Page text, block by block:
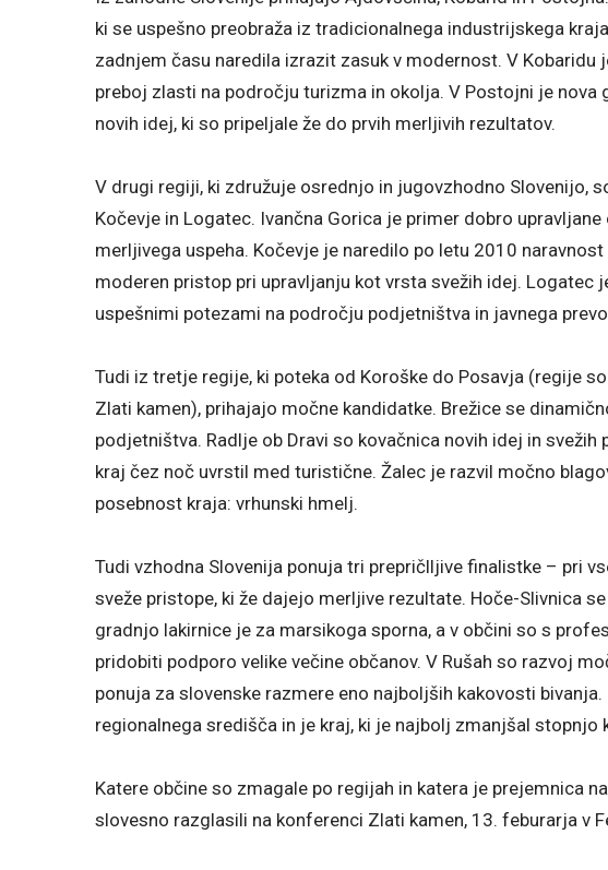
ki se uspešno preobraža iz tradicionalnega industrijskega
zadnjem času naredila izrazit zasuk v modernost. V
preboj zlasti na področju turizma in okolja. V Postojni je nova
novih idej, ki so pripeljale že do prvih merljivih rezultatov.
V drugi regiji, ki združuje osrednjo in jugovzhodno Slovenijo,
Kočevje in Logatec. Ivančna Gorica je primer dobro
merljivega uspeha. Kočevje je naredilo po letu 2010
moderen pristop pri upravljanju kot vrsta svežih idej. Logatec
uspešnimi potezami na področju podjetništva in javnega
Tudi iz tretje regije, ki poteka od Koroške do Posavja (regije
Zlati kamen), prihajajo močne kandidatke. Brežice se
podjetništva. Radlje ob Dravi so kovačnica novih idej in
kraj čez noč uvrstil med turistične. Žalec je razvil močno
posebnost kraja: vrhunski hmelj.
Tudi vzhodna Slovenija ponuja tri prepričlljive finalistke – pri
sveže pristope, ki že dajejo merljive rezultate. Hoče-Slivnica
gradnjo lakirnice je za marsikoga sporna, a v občini so s
pridobiti podporo velike večine občanov. V Rušah so razvoj
ponuja za slovenske razmere eno najboljših kakovosti
regionalnega središča in je kraj, ki je najbolj zmanjšal stopnjo
Katere občine so zmagale po regijah in katera je prejemnica
slovesno razglasili na konferenci Zlati kamen, 13. feburarja v